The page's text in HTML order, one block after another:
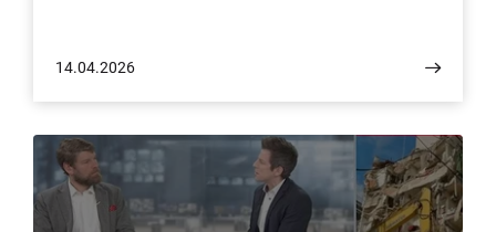
14.04.2026